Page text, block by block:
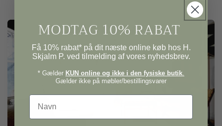
MODTAG 10% RABAT
Få 10% rabat* på dit næste online køb hos H.
Skjalm P. ved tilmelding af vores nyhedsbrev.
* Gælder KUN online og ikke i den fysiske butik.
Gælder ikke på møbler/bestillingsvarer
Navn